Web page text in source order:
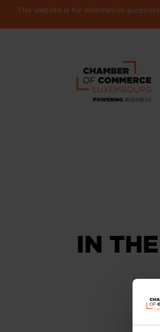
This website is for information
IN